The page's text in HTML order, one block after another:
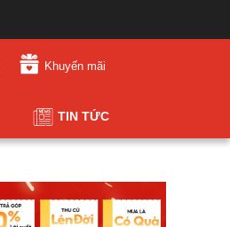
Khuyến mãi
TIN TỨC